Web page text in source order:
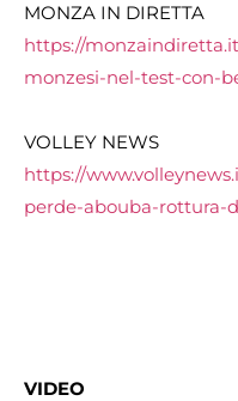
MONZA IN DIRETTA
https://
monzesi-nel-test-con-
VOLLEY NEWS
https://
perde-abouba-rottura-
VIDEO